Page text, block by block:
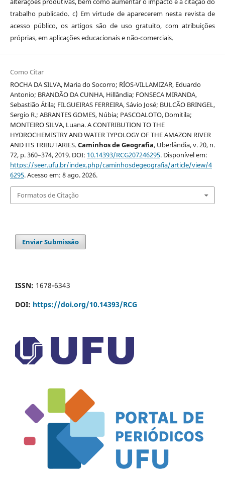
trabalho publicado. c) Em virtude de aparecerem nesta revista de
acesso público, os artigos são de uso gratuito, com atribuições
próprias, em aplicações educacionais e não-comerciais.
Como Citar
ROCHA DA SILVA, Maria do Socorro; RÍOS-VILLAMIZAR, Eduardo
Antonio; BRANDÃO DA CUNHA, Hillândia; FONSECA MIRANDA,
Sebastião Átila; FILGUEIRAS FERREIRA, Sávio José; BULCÃO BRINGEL,
Sergio R.; ABRANTES GOMES, Núbia; PASCOALOTO, Domitila;
MONTEIRO SILVA, Luana. A CONTRIBUTION TO THE
HYDROCHEMISTRY AND WATER TYPOLOGY OF THE AMAZON RIVER
AND ITS TRIBUTARIES.Caminhos de Geografia, Uberlândia, v. 20, n.
72, p. 360–374, 2019. DOI: 10.14393/RCG207246295. Disponível em:
https://seer.ufu.br/index.php/caminhosdegeografia/article/view/4
6295. Acesso em: 8 ago. 2026.
Formatos de Citação
Enviar Submissão
ISSN: 1678-6343
DOI: https://doi.org/10.14393/RCG